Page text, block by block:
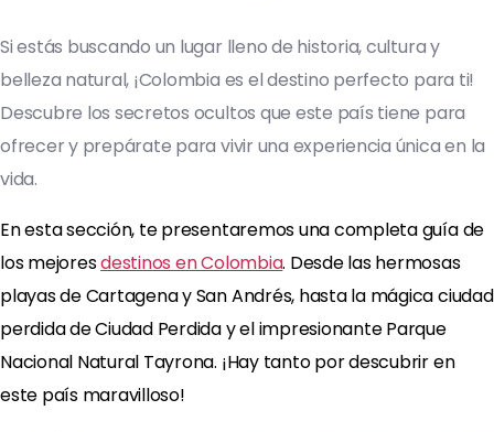
Si estás buscando un lugar lleno de historia, cultura y
belleza natural, ¡Colombia es el destino perfecto para ti!
Descubre los secretos ocultos que este país tiene para
ofrecer y prepárate para vivir una experiencia única en la
vida.
En esta sección, te presentaremos una completa guía de
los mejoresdestinos en Colombia. Desde las hermosas
playas de Cartagena y San Andrés, hasta la mágica ciudad
perdida de Ciudad Perdida y el impresionante Parque
Nacional Natural Tayrona. ¡Hay tanto por descubrir en
este país maravilloso!